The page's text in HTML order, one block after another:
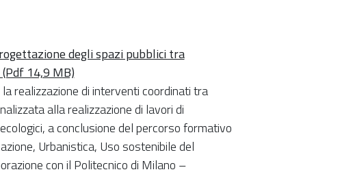
degli spazi pubblici tra
14,9 MB)
realizzazione di interventi coordinati tra
alla realizzazione di lavori di
a conclusione del percorso formativo
Urbanistica, Uso sostenibile del
con il Politecnico di Milano –